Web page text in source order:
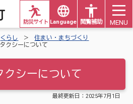
Languages 閲覧補助
防災サイト MENU
くらし
住まい・まちづくり
クシーについて
クシーについて
最終更新日： 2025年7月1日